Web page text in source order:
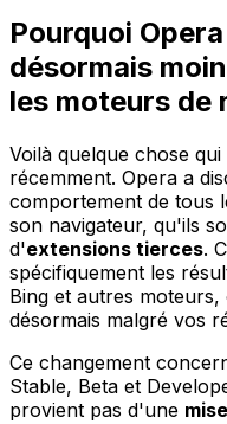
Pourquoi
désormais
les moteurs de
Voilà quelque chose
récemment. Opera a
comportement de tous
son navigateur, qu'ils
d'extensions tierces.
spécifiquement les
Bing et autres moteurs,
désormais malgré vos
Ce changement
Stable, Beta et
provient pas d'une